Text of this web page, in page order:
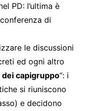
PD: l’ultima è
di
le discussioni
ed ogni altro
capigruppo“: i
si riuniscono
e decidono